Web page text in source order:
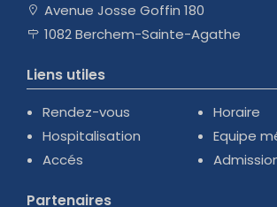
Avenue Josse Goffin 180
1082 Berchem-Sainte-Agathe
Liens utiles
Rendez-vous
Hospitalisation
Accés
Horaire
Equipe
Partenaires